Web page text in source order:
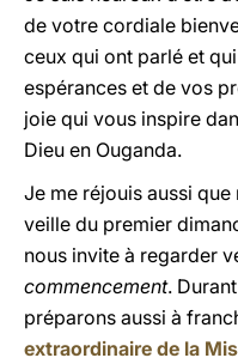
de votre cordiale
ceux qui ont parlé et
espérances et de vos
joie qui vous inspire
Dieu en Ouganda.
Je me réjouis aussi
veille du premier
nous invite à regarder
commencement.
préparons aussi à
extraordinaire de la